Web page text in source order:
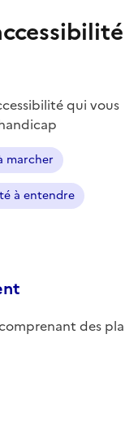
qui vous
marcher
à entendre
des pla